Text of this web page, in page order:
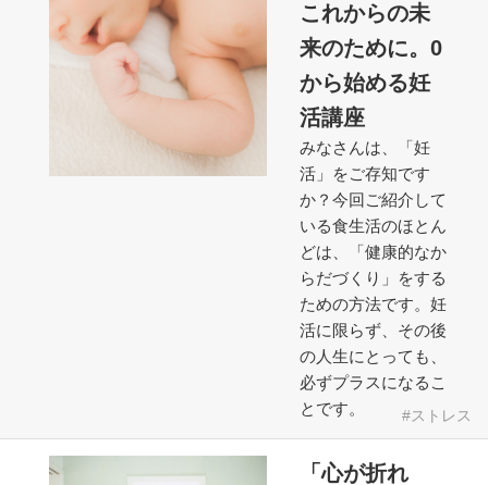
これからの未
来のために。0
から始める妊
活講座
みなさんは、「妊
活」をご存知です
か？今回ご紹介して
いる食生活のほとん
どは、「健康的なか
らだづくり」をする
ための方法です。妊
活に限らず、その後
の人生にとっても、
必ずプラスになるこ
とです。
ストレス
「心が折れ